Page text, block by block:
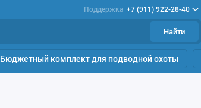
Поддержка +7 (911) 922-28-40
Найти
Бюджетный комплект для подводной охоты